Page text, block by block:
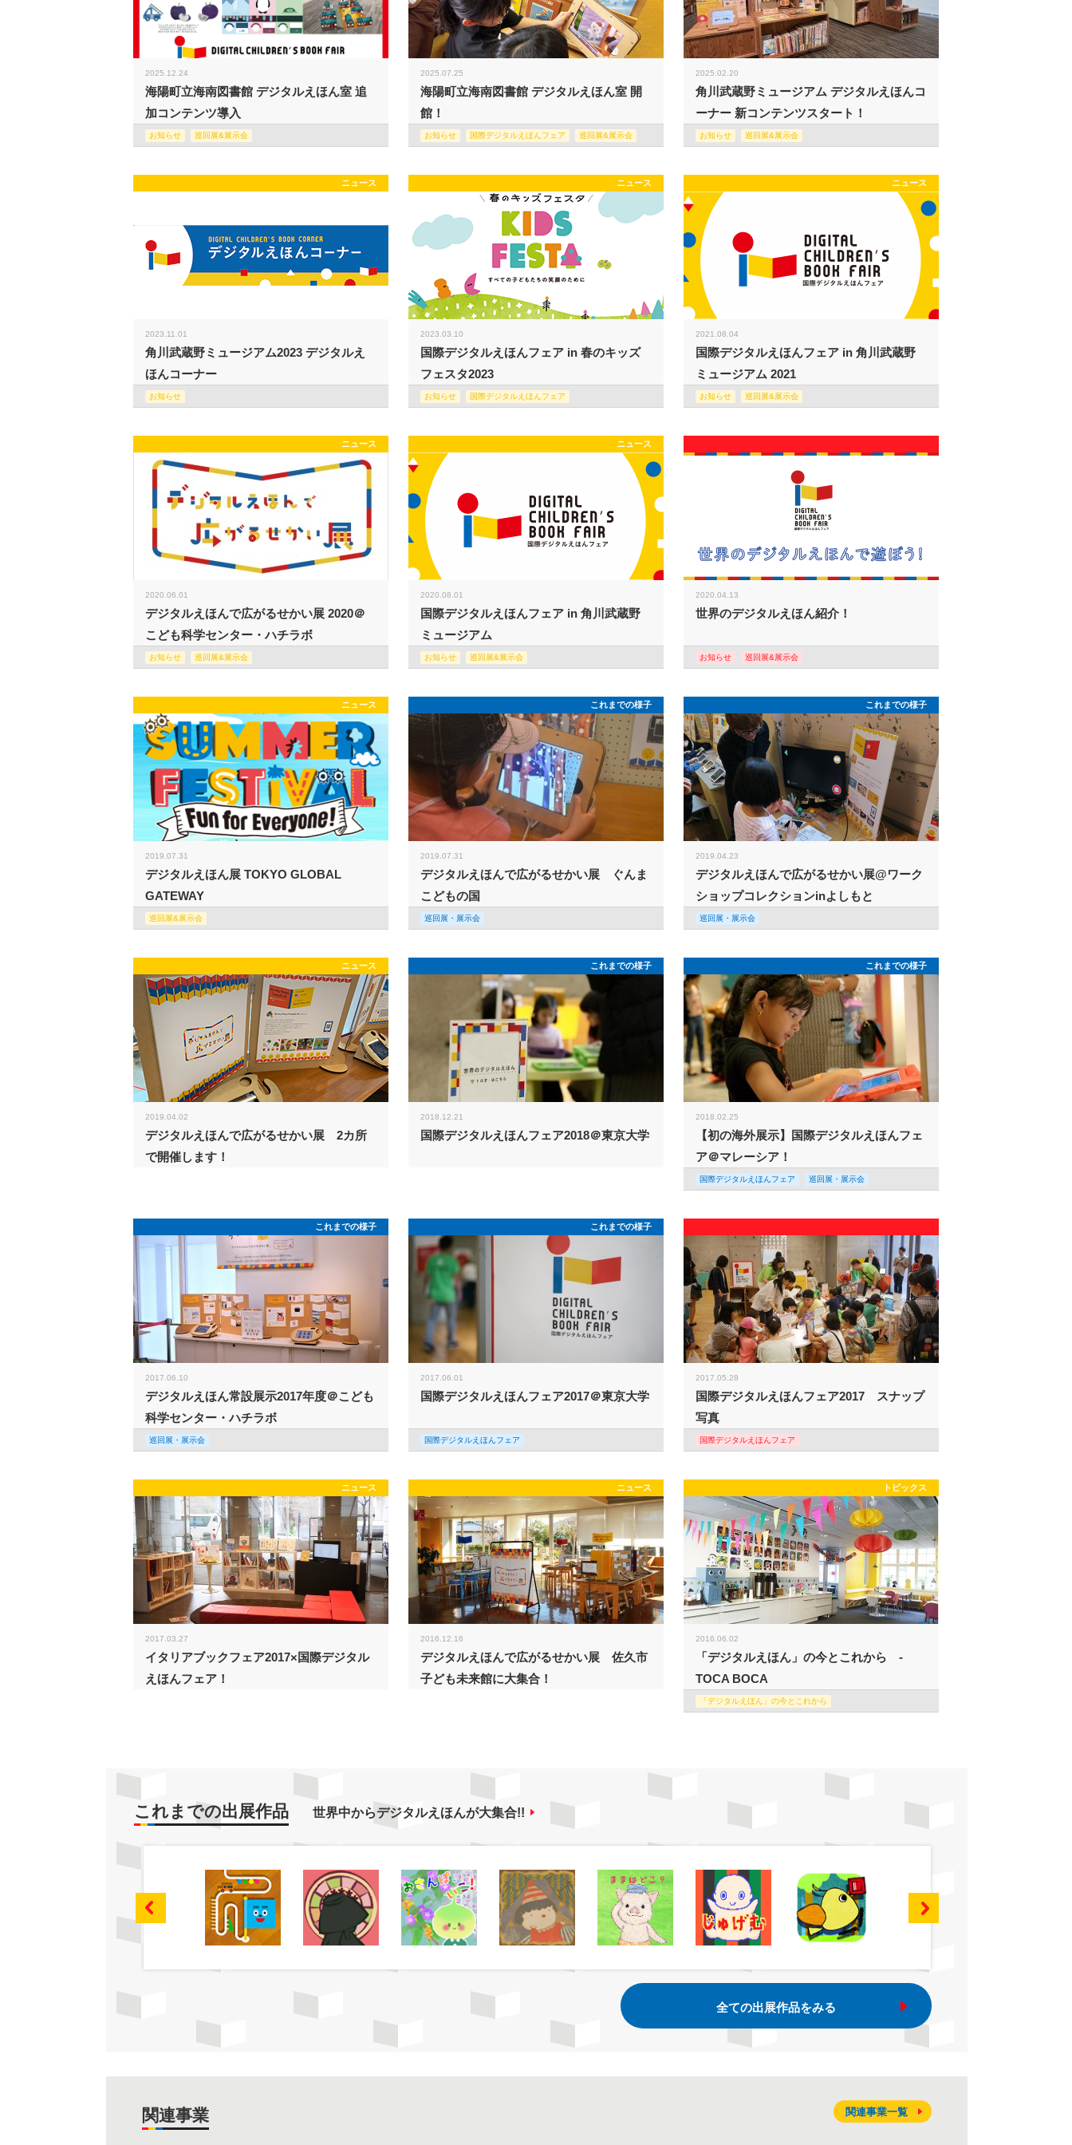
2025.12.24
海陽町立海南図書館 デジタルえほん室 追
加コンテンツ導入
お知らせ 巡回展&展示会
2025.07.25
海陽町立海南図書館 デジタルえほん室 開
館！
お知らせ 国際デジタルえほんフェア 巡回展&展示会
2025.02.20
角川武蔵野ミュージアム デジタルえほんコ
ーナー 新コンテンツスタート！
お知らせ 巡回展&展示会
ニュース
2023.11.01
角川武蔵野ミュージアム2023 デジタルえ
ほんコーナー
お知らせ
ニュース
2023.03.10
国際デジタルえほんフェア in 春のキッズ
フェスタ2023
お知らせ 国際デジタルえほんフェア
ニュース
2021.08.04
国際デジタルえほんフェア in 角川武蔵野
ミュージアム 2021
お知らせ 巡回展&展示会
ニュース
2020.06.01
デジタルえほんで広がるせかい展 2020＠
こども科学センター・ハチラボ
お知らせ 巡回展&展示会
ニュース
2020.08.01
国際デジタルえほんフェア in 角川武蔵野
ミュージアム
お知らせ 巡回展&展示会
2020.04.13
世界のデジタルえほん紹介！
お知らせ 巡回展&展示会
ニュース
2019.07.31
デジタルえほん展 TOKYO GLOBAL
GATEWAY
巡回展&展示会
これまでの様子
2019.07.31
デジタルえほんで広がるせかい展 ぐんま
こどもの国
巡回展・展示会
これまでの様子
2019.04.23
デジタルえほんで広がるせかい展@ワーク
ショップコレクションinよしもと
巡回展・展示会
ニュース
2019.04.02
デジタルえほんで広がるせかい展 2カ所
で開催します！
これまでの様子
2018.12.21
国際デジタルえほんフェア2018＠東京大学
これまでの様子
2018.02.25
【初の海外展示】国際デジタルえほんフェ
ア＠マレーシア！
国際デジタルえほんフェア 巡回展・展示会
これまでの様子
2017.06.10
デジタルえほん常設展示2017年度＠こども
科学センター・ハチラボ
巡回展・展示会
これまでの様子
2017.06.01
国際デジタルえほんフェア2017＠東京大学
国際デジタルえほんフェア
2017.05.28
国際デジタルえほんフェア2017 スナップ
写真
国際デジタルえほんフェア
ニュース
2017.03.27
イタリアブックフェア2017×国際デジタル
えほんフェア！
ニュース
2016.12.16
デジタルえほんで広がるせかい展 佐久市
子ども未来館に大集合！
トピックス
2016.06.02
「デジタルえほん」の今とこれから -
TOCA BOCA
「デジタルえほん」の今とこれから
これまでの出展作品 世界中からデジタルえほんが大集合!!
全ての出展作品をみる
関連事業 関連事業一覧